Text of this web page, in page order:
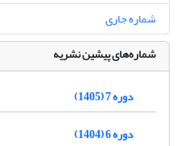
شماره جاری
شماره‌های پیشین نشریه
دوره 7 (1405)
دوره 6 (1404)